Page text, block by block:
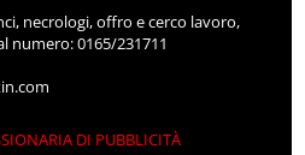
necrologi, offro e cerco lavoro,
numero: 0165/231711
DI PUBBLICITÀ